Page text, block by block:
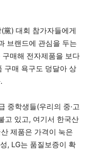
黨) 대회 참가자들에게
브랜드에 관심을 두는
매해 전자제품을 보다
구매 욕구도 덩달아 상
중학생들(우리의 중·고
고 있고, 여기서 한국산
제품은 가격이 눅은
, LG는 품질보증이 확